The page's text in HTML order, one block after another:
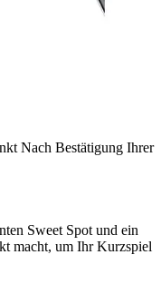
Nach Bestätigung Ihrer
Sweet Spot und ein
macht, um Ihr Kurzspiel